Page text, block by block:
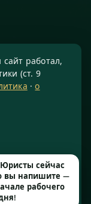
14/7
работал,
(ст. 9
·о
сейчас
вы напишите —
рабочего